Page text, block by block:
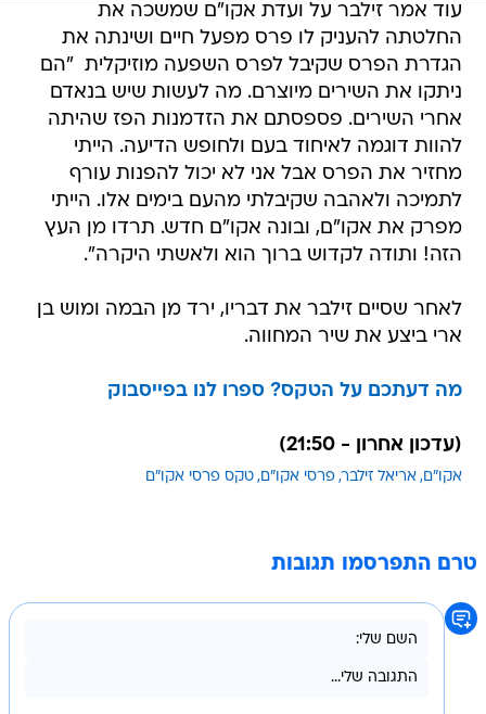
עוד אמר זילבר על ועדת אקו"ם שמשכה את
החלטתה להעניק לו פרס מפעל חיים ושינתה את
הגדרת הפרס שקיבל לפרס השפעה מוזיקלית  "הם
ניתקו את השירים מיוצרם. מה לעשות שיש בנאדם
אחרי השירים. פספסתם את הזדמנות הפז שהיתה
להוות דוגמה לאיחוד בעם ולחופש הדיעה. הייתי
מחזיר את הפרס אבל אני לא יכול להפנות עורף
לתמיכה ולאהבה שקיבלתי מהעם בימים אלו. הייתי
מפרק את אקו"ם, ובונה אקו"ם חדש. תרדו מן העץ
הזה! ותודה לקדוש ברוך הוא ולאשתי היקרה".
לאחר שסיים זילבר את דבריו, ירד מן הבמה ומוש בן
ארי ביצע את שיר המחווה.
מה דעתכם על הטקס? ספרו לנו בפייסבוק
(עדכון אחרון - 21:50)
אקו"ם אריאל זילבר פרסי אקו"ם טקס פרסי אקו"ם
טרם התפרסמו תגובות